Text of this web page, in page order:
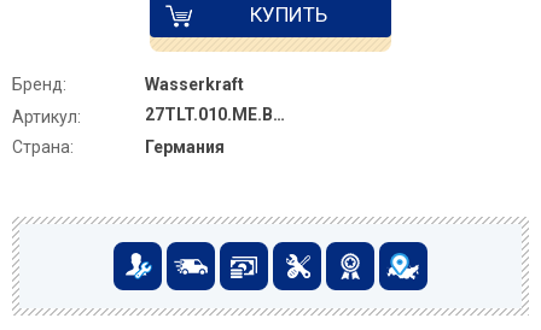
КУПИТЬ
Бренд:
Wasserkraft
Артикул:
27TLT.010.ME.BL.MG01
Страна:
Германия